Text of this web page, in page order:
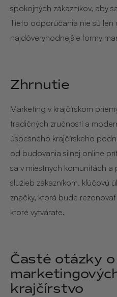
spokojných zákazníkov, aby
Tieto odporúčania nie sú
najdôveryhodnejšie formy
Zhrnutie
Marketing v krajčírskom
tradičných zručností a
úspešného krajčírskeho
od budovania silnej online
sa v miestnych komunitách
služieb zákazníkom, kľúčovú
značky, ktorá bude
ktoré vytvárate.
Časté otázky o
krajčírstvo